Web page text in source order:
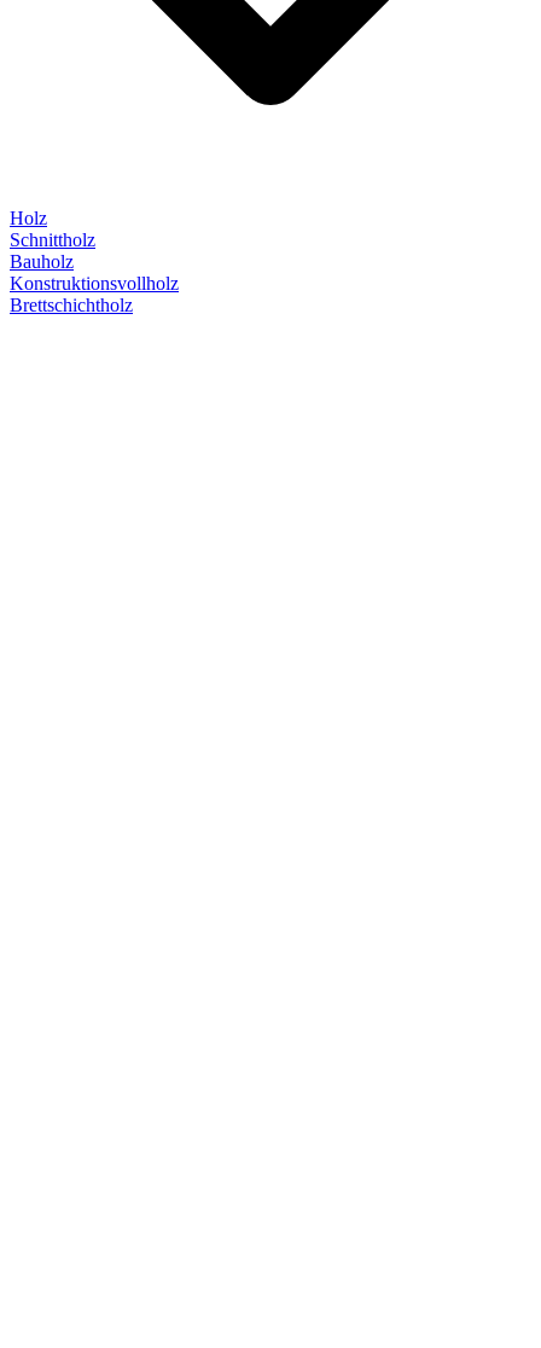
Holz
Schnittholz
Bauholz
Konstruktionsvollholz
Brettschichtholz